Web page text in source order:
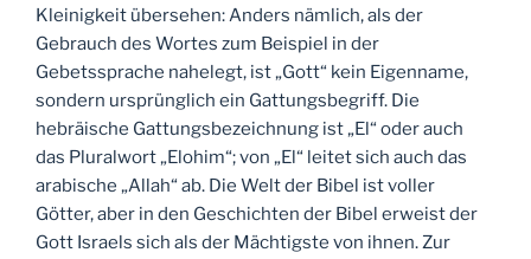
Kleinigkeit übersehen: Anders nämlich, als der
Gebrauch des Wortes zum Beispiel in der
Gebetssprache nahelegt, ist „Gott“ kein Eigenname,
sondern ursprünglich ein Gattungsbegriff. Die
hebräische Gattungsbezeichnung ist „El“ oder auch
das Pluralwort „Elohim“; von „El“ leitet sich auch das
arabische „Allah“ ab. Die Welt der Bibel ist voller
Götter, aber in den Geschichten der Bibel erweist der
Gott Israels sich als der Mächtigste von ihnen. Zur